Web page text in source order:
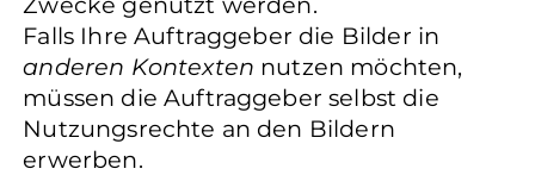
Falls Ihre Auftraggeber die Bilder in
anderen Kontexten nutzen möchten,
müssen die Auftraggeber selbst die
Nutzungsrechte an den Bildern
erwerben.